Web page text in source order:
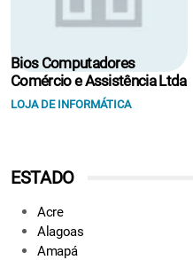
Bios Computadores
Comércio e Assistência Ltda
LOJA DE INFORMÁTICA
ESTADO
Acre
Alagoas
Amapá